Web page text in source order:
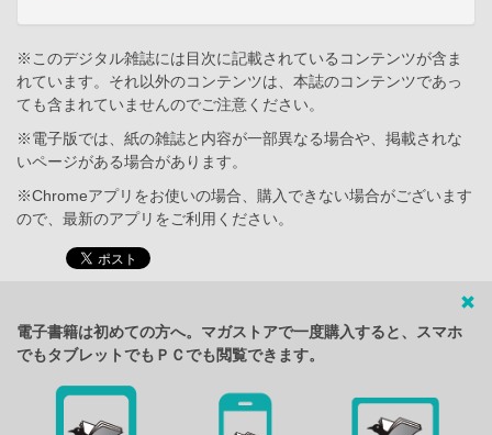
※このデジタル雑誌には目次に記載されているコンテンツが含ま
れています。それ以外のコンテンツは、本誌のコンテンツであっ
ても含まれていませんのでご注意ください。
※電子版では、紙の雑誌と内容が一部異なる場合や、掲載されな
いページがある場合があります。
※Chromeアプリをお使いの場合、購入できない場合がございます
ので、最新のアプリをご利用ください。
電子書籍は初めての方へ。マガストアで一度購入すると、スマホ
でもタブレットでもＰＣでも閲覧できます。